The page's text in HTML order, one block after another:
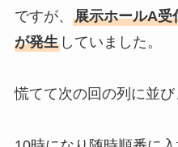
ですが、 展示ホールA受
が発生していました。
慌てて次の回の列に並び